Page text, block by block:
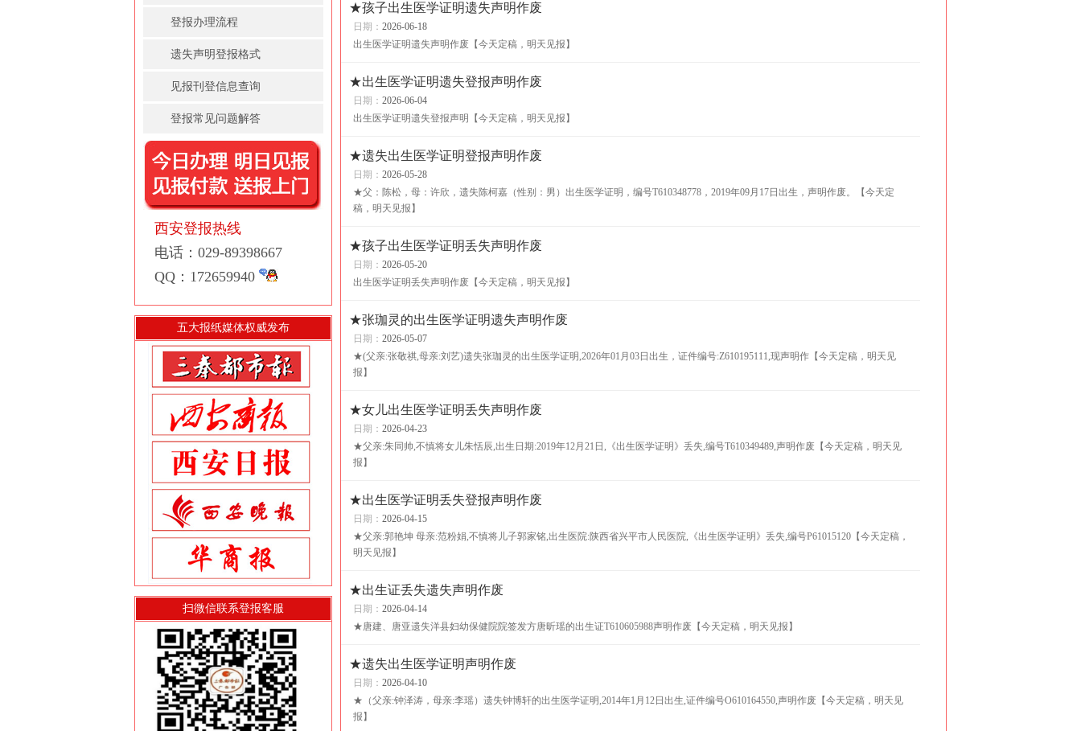
登报办理流程
遗失声明登报格式
见报刊登信息查询
登报常见问题解答
西安登报热线
电话：029-89398667
QQ：172659940
五大报纸媒体权威发布
扫微信联系登报客服
​★孩子出生医学证明遗失声明作废
日期： 2026-06-18
出生医学证明遗失声明作废【今天定稿，明天见报】
★出生医学证明遗失登报声明作废
日期： 2026-06-04
出生医学证明遗失登报声明【今天定稿，明天见报】
★遗失出生医学证明登报声明作废
日期： 2026-05-28
★父：陈松，母：许欣，遗失陈柯嘉（性别：男）出生医学证明，编号T610348778，2019年09月17日出生，声明作废。【今天定
稿，明天见报】
★孩子出生医学证明丢失声明作废
日期： 2026-05-20
出生医学证明丢失声明作废【今天定稿，明天见报】
★张珈灵的出生医学证明遗失声明作废
日期： 2026-05-07
★(父亲:张敬祺,母亲:刘艺)遗失张珈灵的出生医学证明,2026年01月03日出生，证件编号:Z610195111,现声明作【今天定稿，明天见
报】
★女儿出生医学证明丢失声明作废
日期： 2026-04-23
★父亲:朱同帅,不慎将女儿朱恬辰,出生日期:2019年12月21日,《出生医学证明》丢失,编号T610349489,声明作废【今天定稿，明天见
报】
★出生医学证明丢失登报声明作废
日期： 2026-04-15
★父亲:郭艳坤 母亲:范粉娟,不慎将儿子郭家铭,出生医院:陕西省兴平市人民医院,《出生医学证明》丢失,编号P61015120【今天定稿，
明天见报】
★出生证丢失遗失声明作废
日期： 2026-04-14
★唐建、唐亚遗失洋县妇幼保健院院签发方唐昕瑶的出生证T610605988声明作废【今天定稿，明天见报】
★遗失出生医学证明声明作废
日期： 2026-04-10
★（父亲:钟泽涛，母亲:李瑶）遗失钟博轩的出生医学证明,2014年1月12日出生,证件编号O610164550,声明作废【今天定稿，明天见
报】